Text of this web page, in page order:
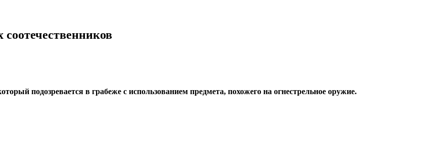
подозревается в грабеже с использованием предмета, похожего на огнестрельное оружие.